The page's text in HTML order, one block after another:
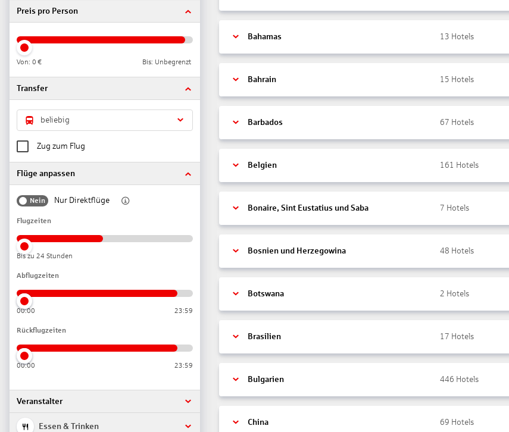
Preis pro Person
Von: 0 € Bis: Unbegrenzt
Transfer
beliebig
Zug zum Flug
Flüge anpassen
Nein Nur Direktflüge
Flugzeiten
Bis zu 24 Stunden
Abflugzeiten
00:00 23:59
Rückflugzeiten
00:00 23:59
Veranstalter
Essen & Trinken
Bahamas 13 Hotels
Bahrain 15 Hotels
Barbados 67 Hotels
Belgien 161 Hotels
Bonaire, Sint Eustatius und Saba 7 Hotels
Bosnien und Herzegowina 48 Hotels
Botswana 2 Hotels
Brasilien 17 Hotels
Bulgarien 446 Hotels
China 69 Hotels